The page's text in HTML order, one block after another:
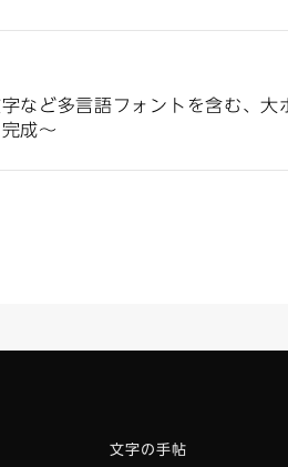
など多言語フォントを含む、
成〜
文字の手帖